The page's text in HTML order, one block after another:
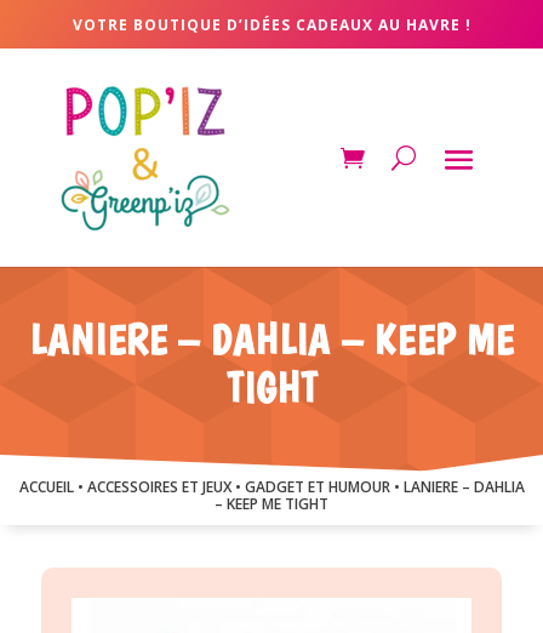
VOTRE BOUTIQUE D’IDÉES CADEAUX AU HAVRE !
LANIERE – DAHLIA – KEEP ME
TIGHT
ACCUEIL• ACCESSOIRES ET JEUX• GADGET ET HUMOUR• LANIERE – DAHLIA
– KEEP ME TIGHT